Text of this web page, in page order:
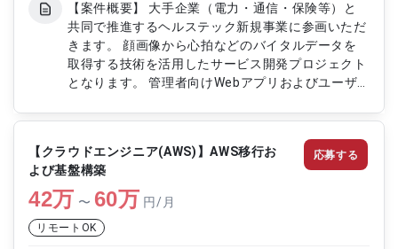
ロスアカウント環境含む） ・本番環境の監視・障
害対応およびセキュリティ要件対応
【案件概要】 大手企業（電力・通信・保険等）と
共同で推進するヘルステック新規事業に参画いただ
きます。 顔画像から心拍などのバイタルデータを
取得する技術を活用したサービス開発プロジェクト
となります。 管理者向けWebアプリおよびユーザ
担当いただきます。 AWSを用いたインフラアーキ
テクチャ設計から運用まで一貫してご対応いただき
ます。 少数精鋭のチーム体制において、技術選定
や設計フェーズから裁量を持って携わっていただき
ます。 【作業内容】 ・AWSインフラの設計および
構築 ・Pythonを用いたバックエンドAPI開発 ・顔
画像解析を活用したバイタルデータ取得サービスの
【クラウドエンジニア(AWS)】AWS移行お
よび基盤構築
42万 〜 60万 円/月
リモートOK
応募する